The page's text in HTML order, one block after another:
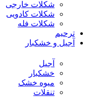
شکلات خارجی
شکلات کادویی
شکلات فله
ترحیم
آجیل و خشکبار
آجیل
خشکبار
میوه خشک
تنقلات